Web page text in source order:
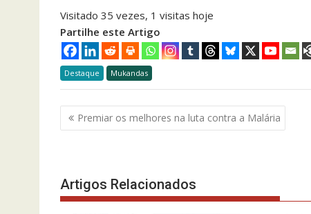
Visitado 35 vezes, 1 visitas hoje
Partilhe este Artigo
Destaque Mukandas
Navegação
de
Premiar os melhores na luta contra a Malária
Artigos Relacionados